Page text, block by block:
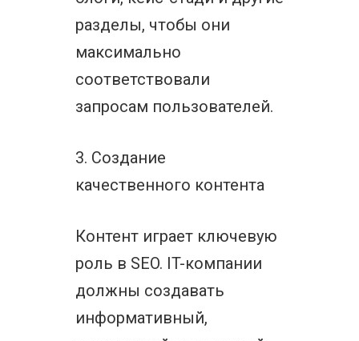
разделы, чтобы они
максимально
соответствовали
запросам пользователей.
3. Создание
качественного контента
Контент играет ключевую
роль в SEO. IT-компании
должны создавать
информативный,